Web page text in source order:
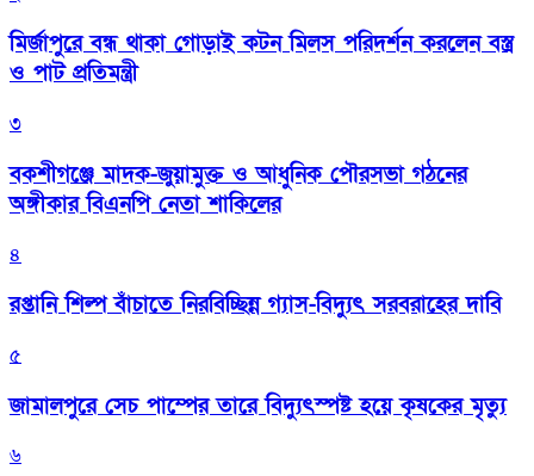
মির্জাপুরে বন্ধ থাকা গোড়াই কটন মিলস পরিদর্শন করলেন বস্ত্র
ও পাট প্রতিমন্ত্রী
৩
বকশীগঞ্জে মাদক-জুয়ামুক্ত ও আধুনিক পৌরসভা গঠনের
অঙ্গীকার বিএনপি নেতা শাকিলের
৪
রপ্তানি শিল্প বাঁচাতে নিরবিচ্ছিন্ন গ্যাস-বিদ্যুৎ সরবরাহের দাবি
৫
জামালপুরে সেচ পাম্পের তারে বিদ্যুৎস্পষ্ট হয়ে কৃষকের মৃত্যু
৬